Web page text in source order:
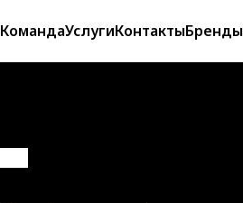
КомандаУслугиКонтактыБренды